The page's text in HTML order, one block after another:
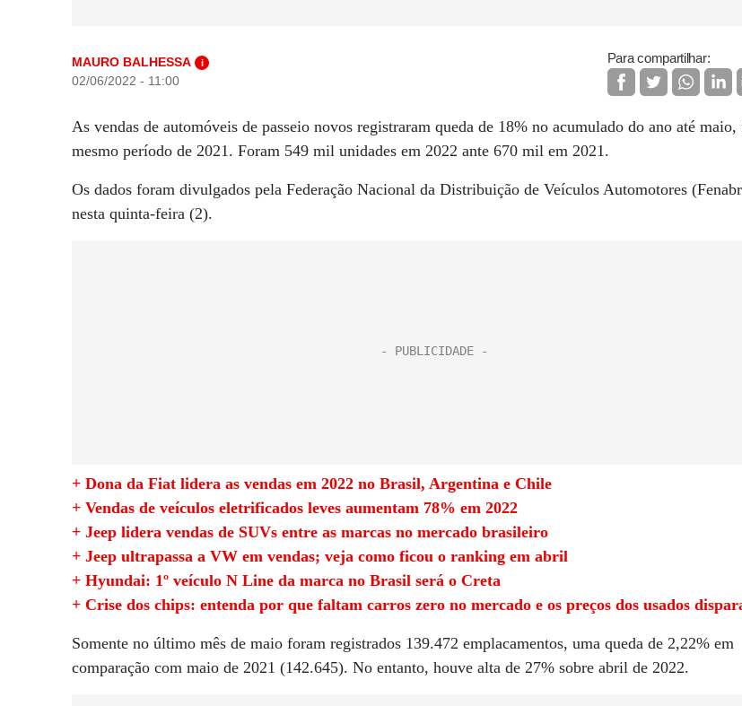
MAURO BALHESSA i
02/06/2022 - 11:00
Para compartilhar:
As vendas de automóveis de passeio novos registraram queda de 18% no acumulado do ano até maio,
mesmo período de 2021. Foram 549 mil unidades em 2022 ante 670 mil em 2021.
Os dados foram divulgados pela Federação Nacional da Distribuição de Veículos Automotores
nesta quinta-feira (2).
+ Dona da Fiat lidera as vendas em 2022 no Brasil, Argentina e Chile
+ Vendas de veículos eletrificados leves aumentam 78% em 2022
+ Jeep lidera vendas de SUVs entre as marcas no mercado brasileiro
+ Jeep ultrapassa a VW em vendas; veja como ficou o ranking em abril
+ Hyundai: 1º veículo N Line da marca no Brasil será o Creta
+ Crise dos chips: entenda por que faltam carros zero no mercado e os preços dos usados
Somente no último mês de maio foram registrados 139.472 emplacamentos, uma queda de 2,22% em
comparação com maio de 2021 (142.645). No entanto, houve alta de 27% sobre abril de 2022.